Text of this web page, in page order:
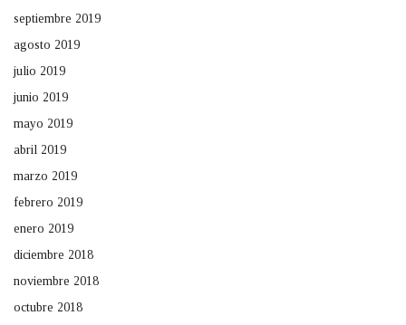
septiembre 2019
agosto 2019
julio 2019
junio 2019
mayo 2019
abril 2019
marzo 2019
febrero 2019
enero 2019
diciembre 2018
noviembre 2018
octubre 2018